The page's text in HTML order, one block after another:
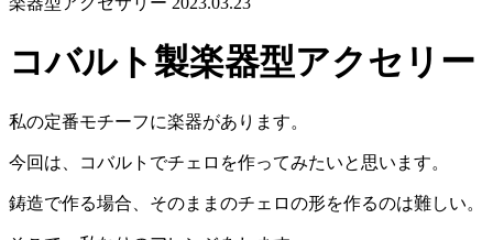
コバルト製楽器型アクセリ
私の定番モチーフに楽器があります。
今回は、コバルトでチェロを作ってみたいと思います。
鋳造で作る場合、そのままのチェロの形を作るのは難しい。